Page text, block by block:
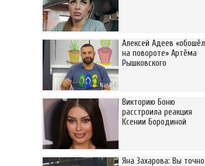
Алексей Адеев «обошёл
на повороте» Артёма
Рышковского
Викторию Боню
расстроила реакция
Ксении Бородиной
Яна Захарова: Вы точно